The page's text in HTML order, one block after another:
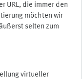
URL, die immer den
möchten wir
selten zum
virtueller